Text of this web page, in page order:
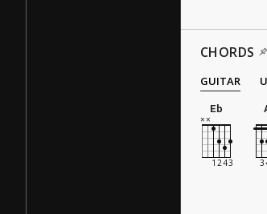
CHORDS
GUITAR
Eb